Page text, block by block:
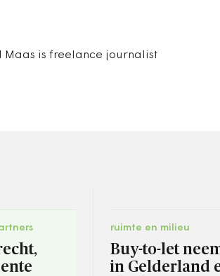
Maas is freelance journalist
ruimte en milieu
Buy-to-let
in Gelderland